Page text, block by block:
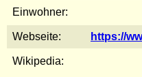
Einwohner:
Webseite: https://
Wikipedia: